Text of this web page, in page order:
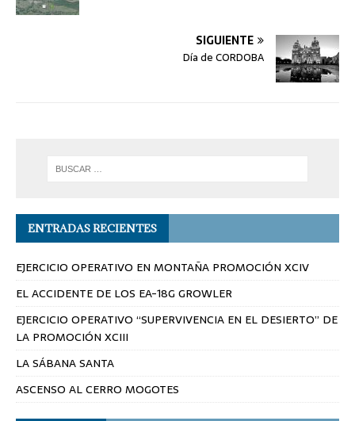
SIGUIENTE
Día de CORDOBA
ENTRADAS RECIENTES
EJERCICIO OPERATIVO EN MONTAÑA PROMOCIÓN XCIV
EL ACCIDENTE DE LOS EA-18G GROWLER
EJERCICIO OPERATIVO “SUPERVIVENCIA EN EL DESIERTO” DE
LA PROMOCIÓN XCIII
LA SÁBANA SANTA
ASCENSO AL CERRO MOGOTES